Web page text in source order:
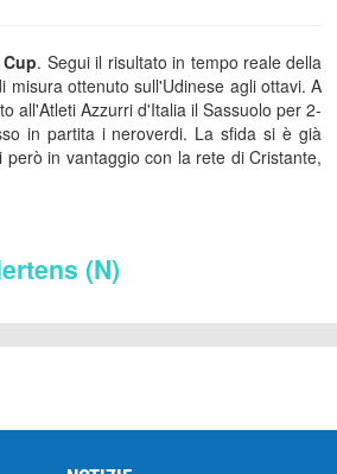
. Segui il risultato in tempo reale della
ottenuto sull'Udinese agli ottavi. A
all'Atleti Azzurri d'Italia il Sassuolo per 2-
in partita i neroverdi. La sfida si è già
in vantaggio con la rete di Cristante,
(N)